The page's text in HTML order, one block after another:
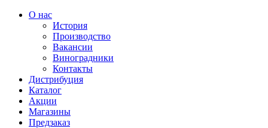
О нас
История
Производство
Вакансии
Виноградники
Контакты
Дистрибуция
Каталог
Акции
Магазины
Предзаказ